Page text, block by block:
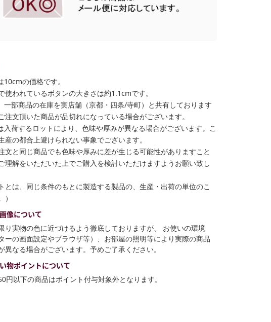
の価格です。
使われているボタンの大きさは約1.1cmです。
一部商品の在庫を実店舗（京都・四条/寺町）と共有しております
注文頂いた商品が品切れになっている場合がございます。
荷するロットにより、色味や厚みが異なる場合がございます。こ
産の都合上避けられない事象でございます。
文と同じ商品でも色味や厚みに差が生じる可能性がありますこと
理解をいただいた上でご購入を検討いただけますようお願い致し
トとは、同じ条件のもとに製造する製品の、生産・出荷の単位のこ
）
像について
り実物の色に近づけるよう徹底しておりますが、 お使いの環境
ーの画面設定やブラウザ等）、お部屋の照明等により実際の商品
異なる場合がございます。予めご了承ください。
物ポイントについて
円以下の商品はポイント付与対象外となります。